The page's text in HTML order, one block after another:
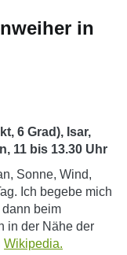
in
6 Grad), Isar,
11 bis 13.30 Uhr
Sonne, Wind,
Ich begebe mich
beim
in der Nähe der
Wikipedia.